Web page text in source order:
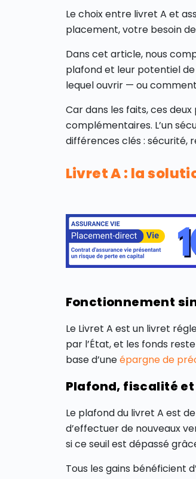
Le choix entre livret A et
placement, votre besoin
Dans cet article, nous
plafond et leur potentiel
lequel ouvrir — ou
Car dans les faits, ces
complémentaires. L’un
différences clés : sécurité,
Livret A : la
Fonctionnement
Le Livret A est un livret
par l’État, et les fonds
base d’uneépargne de
Plafond, fiscalité
Le plafond du livret A est
d’effectuer de nouveaux
si ce seuil est dépassé
Tous les gains bénéficient